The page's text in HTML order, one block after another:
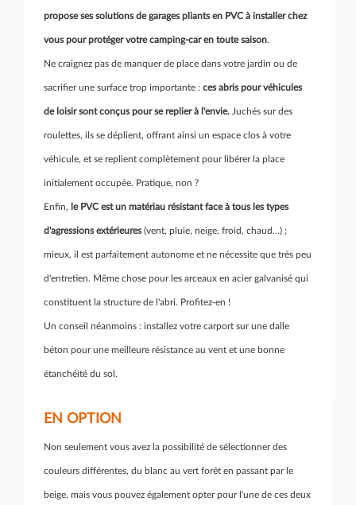
propose ses solutions de garages pliants en PVC à installer chez
vous pour protéger votre camping-car en toute saison.
Ne craignez pas de manquer de place dans votre jardin ou de
sacrifier une surface trop importante : ces abris pour véhicules
de loisir sont conçus pour se replier à l'envie. Juchés sur des
roulettes, ils se déplient, offrant ainsi un espace clos à votre
véhicule, et se replient complètement pour libérer la place
initialement occupée. Pratique, non ?
Enfin, le PVC est un matériau résistant face à tous les types
d'agressions extérieures(vent, pluie, neige, froid, chaud…) ;
mieux, il est parfaitement autonome et ne nécessite que très peu
d'entretien. Même chose pour les arceaux en acier galvanisé qui
constituent la structure de l'abri. Profitez-en !
Un conseil néanmoins : installez votre carport sur une dalle
béton pour une meilleure résistance au vent et une bonne
étanchéité du sol.
EN OPTION
Non seulement vous avez la possibilité de sélectionner des
couleurs différentes, du blanc au vert forêt en passant par le
beige, mais vous pouvez également opter pour l'une de ces deux